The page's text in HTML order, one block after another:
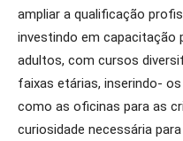
ampliar a qualificação
investindo em capacitação
adultos, com cursos
faixas etárias, inserindo-
como as oficinas para as
curiosidade necessária